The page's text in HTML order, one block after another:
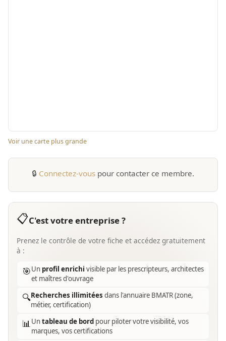
Voir une carte plus grande
🔒 Connectez-vous pour contacter ce membre.
📋C'est votre entreprise ?
Prenez le contrôle de votre fiche et accédez gratuitement
à :
🎯Un profil enrichi visible par les prescripteurs, architectes
et maîtres d'ouvrage
🔍Recherches illimitées dans l'annuaire BMATR (zone,
métier, certification)
📊Untableau de bord pour piloter votre visibilité, vos
marques, vos certifications